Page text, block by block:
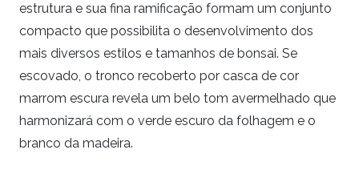
estrutura e sua fina ramificação formam um conjunto
compacto que possibilita o desenvolvimento dos
mais diversos estilos e tamanhos de bonsai. Se
escovado, o tronco recoberto por casca de cor
marrom escura revela um belo tom avermelhado que
harmonizará com o verde escuro da folhagem e o
branco da madeira.